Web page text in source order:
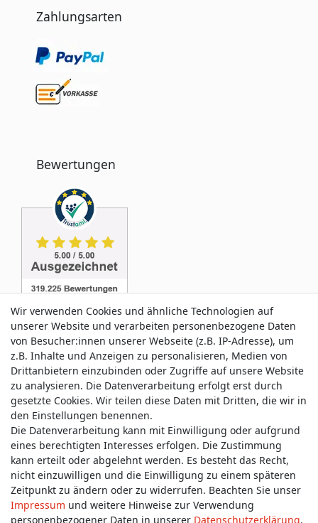
Zahlungsarten
Bewertungen
Service & Kontakt
Wünschen Sie einen Rückruf?
service@allmyclothes.de
Schreiben Sie uns:
service@allmyclothes.de
Wir verwenden Cookies und ähnliche Technologien auf
unserer Website und verarbeiten personenbezogene Daten
von Besucher:innen unserer Webseite (z.B. IP-Adresse), um
z.B. Inhalte und Anzeigen zu personalisieren, Medien von
Drittanbietern einzubinden oder Zugriffe auf unsere Website
zu analysieren. Die Datenverarbeitung erfolgt erst durch
gesetzte Cookies. Wir teilen diese Daten mit Dritten, die wir in
den Einstellungen benennen.
Die Datenverarbeitung kann mit Einwilligung oder aufgrund
eines berechtigten Interesses erfolgen. Die Zustimmung
kann erteilt oder abgelehnt werden. Es besteht das Recht,
nicht einzuwilligen und die Einwilligung zu einem späteren
Zeitpunkt zu ändern oder zu widerrufen. Beachten Sie unser
Impressum und weitere Hinweise zur Verwendung
personenbezogener Daten in unserer Daten­schutz­erklärung.